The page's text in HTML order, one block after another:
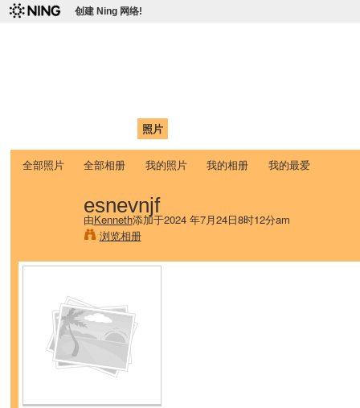
创建 Ning 网络!
照片
全部照片 全部相册 我的照片 我的相册 我的最爱
esnevnjf
由Kenneth添加于2024 年7月24日8时12分am
浏览相册